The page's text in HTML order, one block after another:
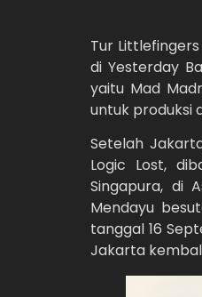
Tur
di Yesterday
yaitu Mad
untuk produksi
Setelah
Logic Lost,
Singapura, di
Mendayu
tanggal 16
Jakarta